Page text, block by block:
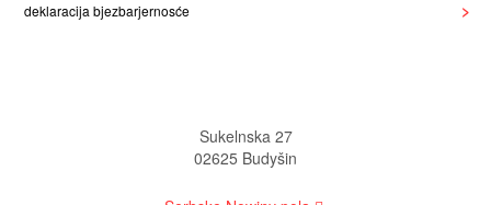
deklaracija bjezbarjernosće
Sukelnska 27
02625 Budyšin